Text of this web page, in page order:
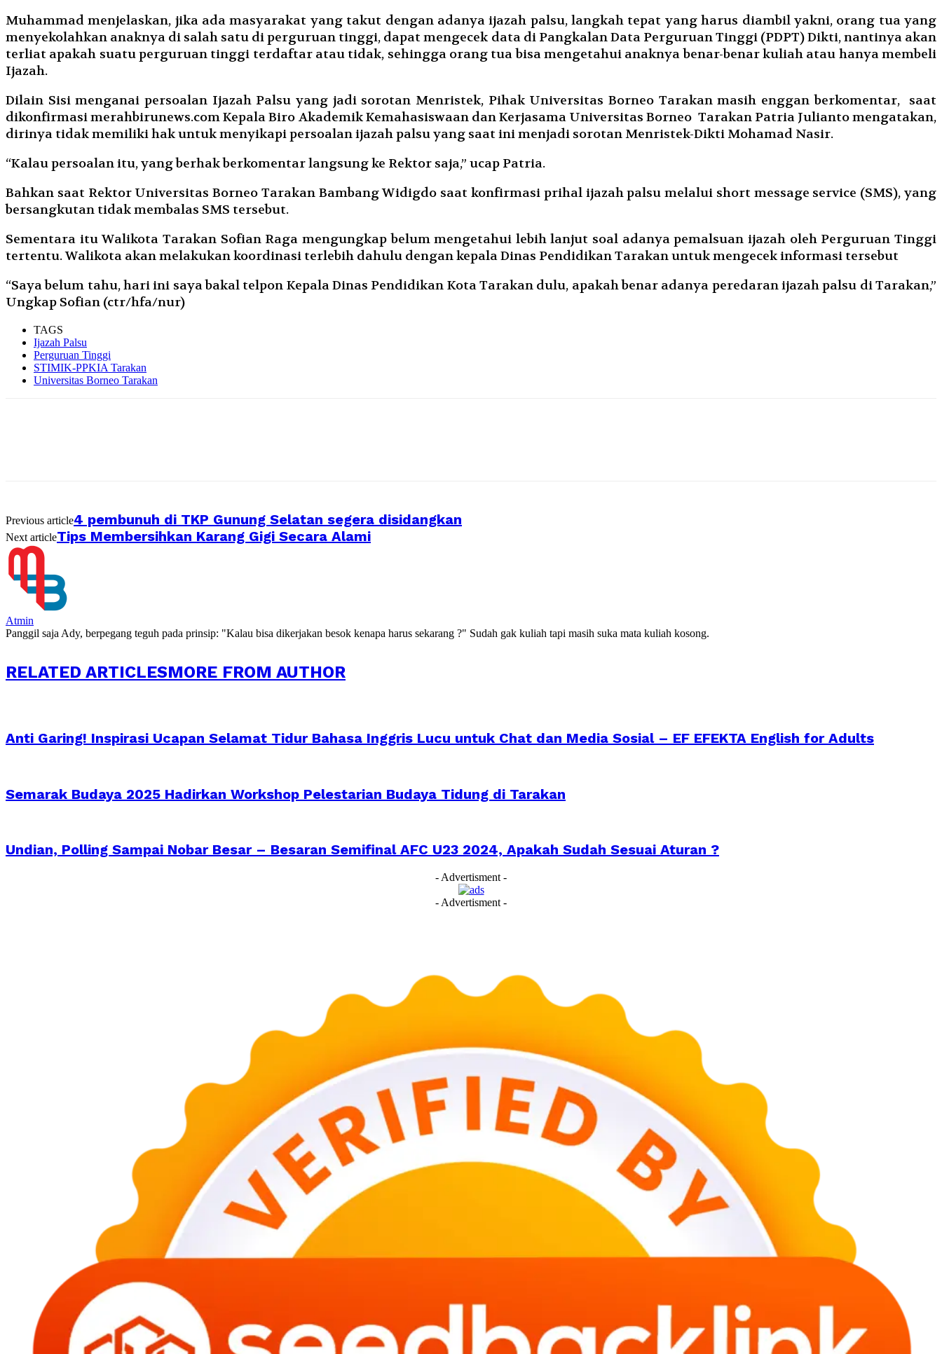
Muhammad menjelaskan, jika ada masyarakat yang takut dengan adanya ijazah palsu, langkah tepat yang harus diambil yakni, orang tua yang
menyekolahkan anaknya di salah satu di perguruan tinggi, dapat mengecek data di Pangkalan Data Perguruan Tinggi (PDPT) Dikti, nantinya akan
terliat apakah suatu perguruan tinggi terdaftar atau tidak, sehingga orang tua bisa mengetahui anaknya benar-benar kuliah atau hanya membeli
Ijazah.
Dilain Sisi menganai persoalan Ijazah Palsu yang jadi sorotan Menristek, Pihak Universitas Borneo Tarakan masih enggan berkomentar, saat
dikonfirmasi merahbirunews.com Kepala Biro Akademik Kemahasiswaan dan Kerjasama Universitas Borneo Tarakan Patria Julianto mengatakan,
dirinya tidak memiliki hak untuk menyikapi persoalan ijazah palsu yang saat ini menjadi sorotan Menristek-Dikti Mohamad Nasir.
“Kalau persoalan itu, yang berhak berkomentar langsung ke Rektor saja,” ucap Patria.
Bahkan saat Rektor Universitas Borneo Tarakan Bambang Widigdo saat konfirmasi prihal ijazah palsu melalui short message service (SMS), yang
bersangkutan tidak membalas SMS tersebut.
Sementara itu Walikota Tarakan Sofian Raga mengungkap belum mengetahui lebih lanjut soal adanya pemalsuan ijazah oleh Perguruan Tinggi
tertentu. Walikota akan melakukan koordinasi terlebih dahulu dengan kepala Dinas Pendidikan Tarakan untuk mengecek informasi tersebut
“Saya belum tahu, hari ini saya bakal telpon Kepala Dinas Pendidikan Kota Tarakan dulu, apakah benar adanya peredaran ijazah palsu di Tarakan,”
Ungkap Sofian (ctr/hfa/nur)
TAGS
Ijazah Palsu
Perguruan Tinggi
STIMIK-PPKIA Tarakan
Universitas Borneo Tarakan
Previous article4 pembunuh di TKP Gunung Selatan segera disidangkan
Next articleTips Membersihkan Karang Gigi Secara Alami
Atmin
Panggil saja Ady, berpegang teguh pada prinsip: "Kalau bisa dikerjakan besok kenapa harus sekarang ?" Sudah gak kuliah tapi masih suka mata kuliah kosong.
RELATED ARTICLESMORE FROM AUTHOR
Anti Garing! Inspirasi Ucapan Selamat Tidur Bahasa Inggris Lucu untuk Chat dan Media Sosial – EF EFEKTA English for Adults
Semarak Budaya 2025 Hadirkan Workshop Pelestarian Budaya Tidung di Tarakan
Undian, Polling Sampai Nobar Besar – Besaran Semifinal AFC U23 2024, Apakah Sudah Sesuai Aturan ?
- Advertisment -
- Advertisment -